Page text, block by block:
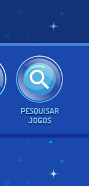
PESQUISAR
JOGOS